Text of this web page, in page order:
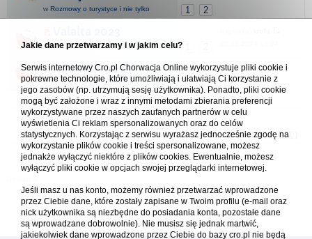
1 2
w Rozmowy o turystyce i nie tylko
wNaturystyczna Chorwacja
PODACA 2023
wRegiony i miejscowości turystyczne
napisał(a)benito5
19.07.2023 19:10
Forum Chorwacja Online - Cro.pl
Usuń ciasteczka• Strefa czasowa: UTC + 1 (Polska - czas zimowy) [ DST
Jakie dane przetwarzamy i w jakim celu?
Serwis internetowy Cro.pl Chorwacja Online wykorzystuje pliki cookie i
pokrewne technologie, które umożliwiają i ułatwiają Ci korzystanie z
jego zasobów (np. utrzymują sesję użytkownika). Ponadto, pliki cookie
mogą być założone i wraz z innymi metodami zbierania preferencji
wykorzystywane przez naszych zaufanych partnerów w celu
wyświetlenia Ci reklam spersonalizowanych oraz do celów
statystycznych. Korzystając z serwisu wyrażasz jednocześnie zgodę na
wykorzystanie plików cookie i treści spersonalizowane, możesz
jednakże wyłączyć niektóre z plików cookies. Ewentualnie, możesz
wyłączyć pliki cookie w opcjach swojej przeglądarki internetowej.
Jeśli masz u nas konto, możemy również przetwarzać wprowadzone
przez Ciebie dane, które zostały zapisane w Twoim profilu (e-mail oraz
nick użytkownika są niezbędne do posiadania konta, pozostałe dane
są wprowadzane dobrowolnie). Nie musisz się jednak martwić,
jakiekolwiek dane wprowadzone przez Ciebie do bazy cro.pl nie będą